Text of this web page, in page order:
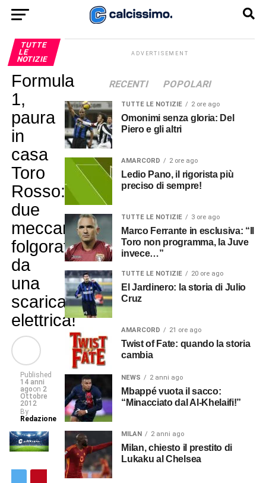
TUTTE
LE
NOTIZIE
Formula
1,
paura
in
casa
Toro
Rosso:
due
meccanici
folgorati
da
una
scarica
elettrica!
Published
14 anni
agoon 2
Ottobre
2012
By
Redazione
ADVERTISEMENT
RECENTI POPOLARI
TUTTE LE NOTIZIE 2 ore ago
Omonimi senza gloria: Del
Piero e gli altri
AMARCORD 2 ore ago
Ledio Pano, il rigorista più
preciso di sempre!
TUTTE LE NOTIZIE 3 ore ago
Marco Ferrante in esclusiva: “Il
Toro non programma, la Juve
invece…”
TUTTE LE NOTIZIE 20 ore ago
El Jardinero: la storia di Julio
Cruz
AMARCORD 21 ore ago
Twist of Fate: quando la storia
cambia
NEWS 2 anni ago
Mbappé vuota il sacco:
“Minacciato dal Al-Khelaifi!”
MILAN 2 anni ago
Milan, chiesto il prestito di
Lukaku al Chelsea